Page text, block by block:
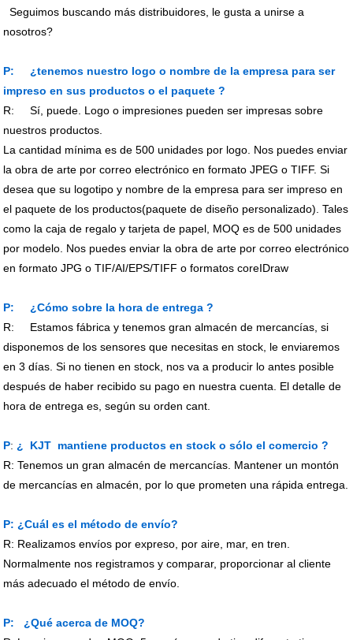
Seguimos buscando más distribuidores, le gusta a unirse a
nosotros?
P: ¿tenemos nuestro logo o nombre de la empresa para ser
impreso en sus productos o el paquete ?
R:
Sí, puede. Logo o impresiones pueden ser impresas sobre
nuestros productos
La cantidad mínima es de 500 unidades por logo. Nos puedes enviar
la obra de arte por correo electrónico en formato JPEG o TIFF. Si
desea que su logotipo y nombre de la empresa para ser impreso en
el paquete de los productos(paquete de diseño personalizado). Tales
como la caja de regalo y tarjeta de papel, MOQ es de 500 unidades
por modelo. Nos puedes enviar la obra de arte por correo electrónico
en formato JPG o TIF/AI/EPS/TIFF o formatos coreIDraw
P: ¿Cómo sobre la hora de entrega ?
R:
Estamos fábrica y tenemos gran almacén de mercancías, si
disponemos de los sensores que necesitas en stock, le enviaremos
en 3 días. Si no tienen en stock, nos va a producir lo antes posible
después de haber recibido su pago en nuestra cuenta. El detalle de
hora de entrega es, según su orden cant.
P: ¿ KJT mantiene productos en stock o sólo el comercio ?
R: Tenemos un gran almacén de mercancías. Mantener un montón
de mercancías en almacén, por lo que prometen una rápida entrega.
P: ¿Cuál es el método de envío?
R: Realizamos envíos por expreso, por aire, mar, en tren.
Normalmente nos registramos y comparar, proporcionar al cliente
más adecuado el método de envío.
P: ¿Qué acerca de MOQ?